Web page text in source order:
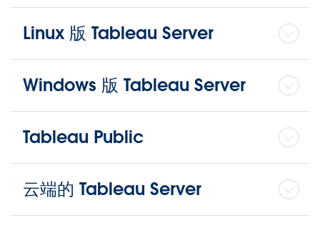
Linux 版 Tableau Server
Windows 版 Tableau Server
Tableau Public
云端的 Tableau Server